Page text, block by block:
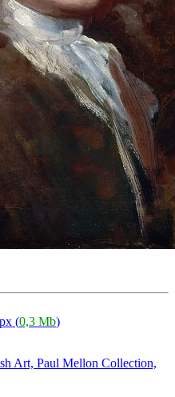
(0,3 Mb)
Art, Paul Mellon Collection,